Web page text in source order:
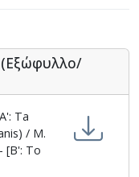
(Εξώφυλλο/
Ta
/ M.
[Β': To